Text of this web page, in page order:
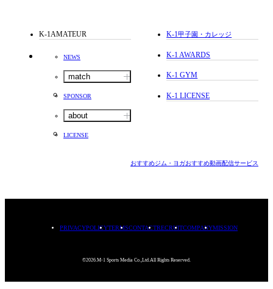
K-1AMATEUR
NEWS
match
SPONSOR
about
LICENSE
K-1甲子園・カレッジ
K-1 AWARDS
K-1 GYM
K-1 LICENSE
おすすめジム・ヨガおすすめ動画配信サービス
PRIVACYPOLICYTERMSCONTACTRECRUITCOMPANYMISSION
©2026.M-1 Sports Media Co.,Ltd.All Rights Reserved.